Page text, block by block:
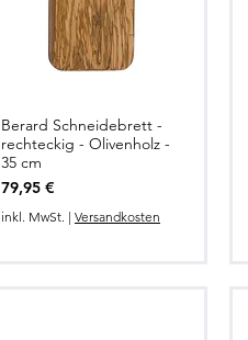
Schnellansicht
Berard Schneidebrett -
rechteckig - Olivenholz -
35 cm
Preis
79,95 €
inkl. MwSt. | Versandkosten